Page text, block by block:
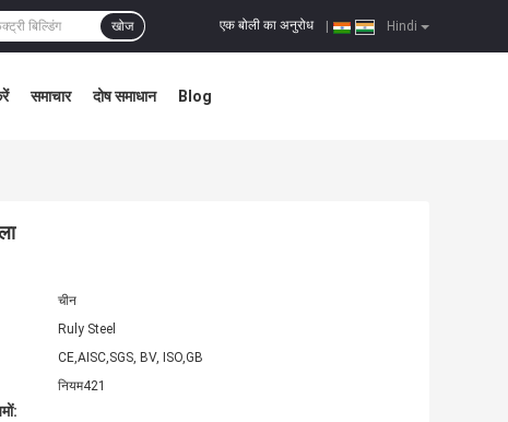
Hindi
एक बोली का अनुरोध
खोज
समाचार दोष समाधान Blog
चीन
Ruly Steel
CE,AISC,SGS, BV, ISO,GB
नियम421